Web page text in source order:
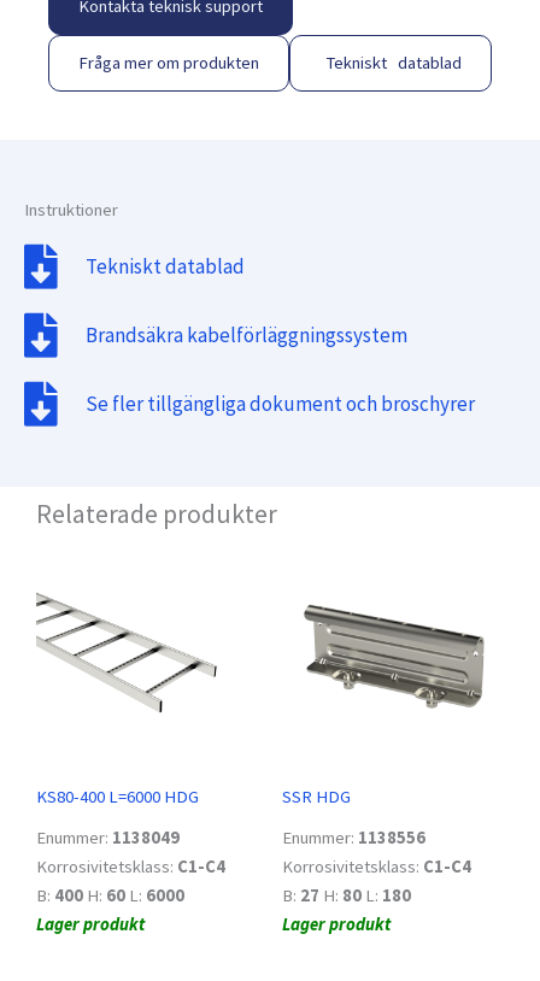
Kontakta teknisk support
Fråga mer om produkten Tekniskt datablad
Instruktioner
Tekniskt datablad
Brandsäkra kabelförläggningssystem
Se fler tillgängliga dokument och broschyrer
Relaterade produkter
KS80-400 L=6000 HDG
Enummer: 1138049
Korrosivitetsklass: C1-C4
B: 400 H: 60 L: 6000
Lager produkt
SSR HDG
Enummer: 1138556
Korrosivitetsklass: C1-C4
B: 27 H: 80 L: 180
Lager produkt